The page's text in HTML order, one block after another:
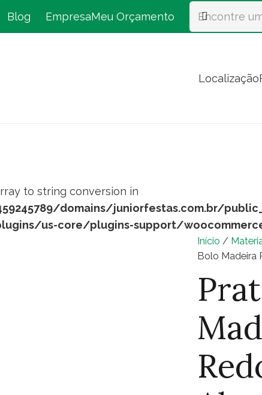
Blog EmpresaMeu Orçamento
Localização
to string conversion in
domains/juniorfestas.com.br/
us-core/plugins-support/
Início /
Bolo Madeira